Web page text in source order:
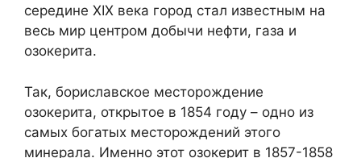
середине XIX века город стал известным на
весь мир центром добычи нефти, газа и
озокерита.
Так, бориславское месторождение
озокерита, открытое в 1854 году – одно из
самых богатых месторождений этого
минерала. Именно этот озокерит в 1857-1858